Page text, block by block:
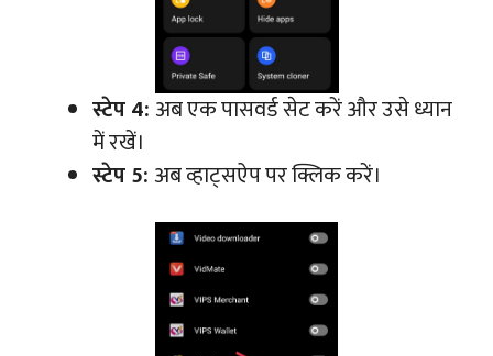
स्टेप 4: अब एक पासवर्ड सेट करें और उसे ध्यान
में रखें।
स्टेप 5: अब व्हाट्सऐप पर क्लिक करें।